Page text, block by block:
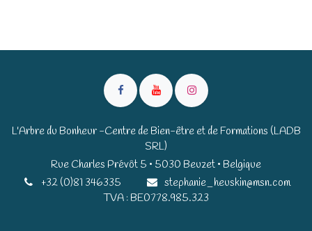
L'Arbre du Bonheur -Centre de Bien-être et de Formations (LADB
SRL)
Rue Charles Prévôt 5 • 5030 Beuzet • Belgique​​
+32 (0)81 346335
stephanie_heuskin@msn.com
TVA : BE0778.985.323